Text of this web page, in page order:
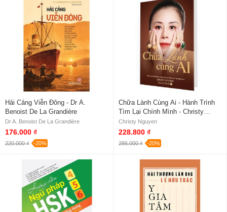
Hải Cảng Viễn Đông - Dr A.
Benoist De La Grandière
Dr A. Benoist De La Grandière
176.000 ₫
220.000 ₫ -20%
Chữa Lành Cùng Ai - Hành Trình
Tìm Lại Chính Mình - Christy
Nguyen (Bìa Cứng)
Christy Nguyen
228.800 ₫
286.000 ₫ -20%